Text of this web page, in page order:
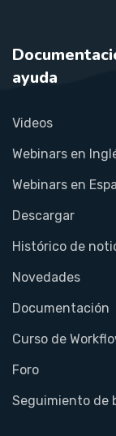
ayuda
Videos
Webinars en
Webinars en
Descargar
Histórico de
Novedades
Documentación
Curso de
Foro
Seguimiento de